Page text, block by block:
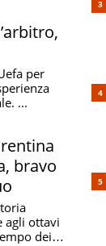
...
bravo
agli ottavi
dei